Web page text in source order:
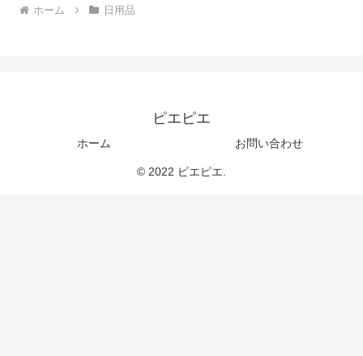
ホーム 日用品
ピエピエ
ホーム お問い合わせ
© 2022 ピエピエ.